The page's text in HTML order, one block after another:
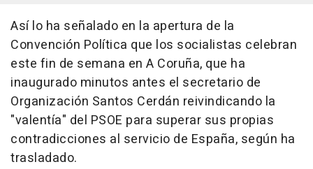
Así lo ha señalado en la apertura de la
Convención Política que los socialistas celebran
este fin de semana en A Coruña, que ha
inaugurado minutos antes el secretario de
Organización Santos Cerdán reivindicando la
"valentía" del PSOE para superar sus propias
contradicciones al servicio de España, según ha
trasladado.